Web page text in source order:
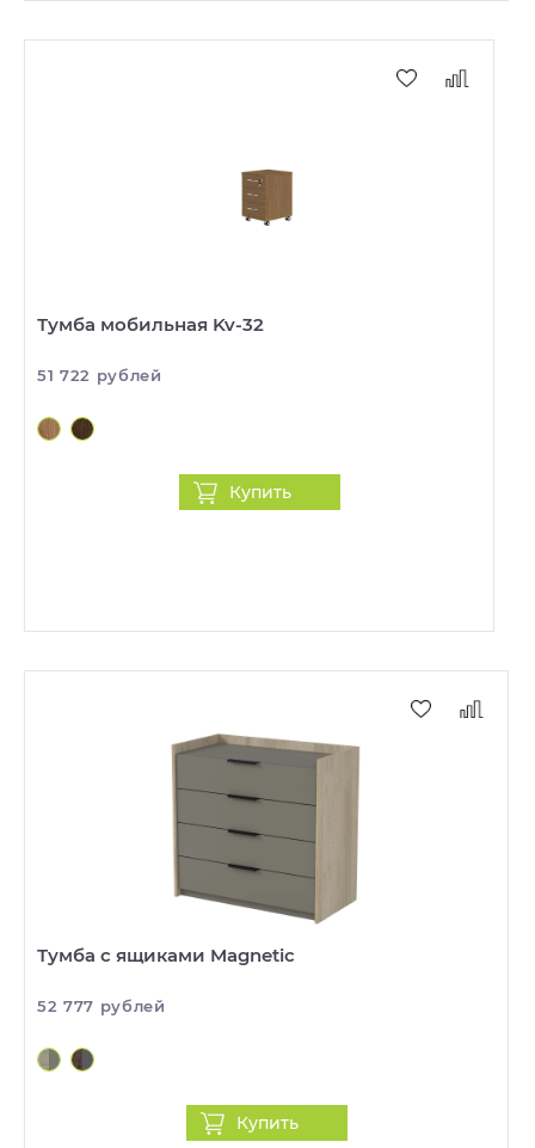
Тумба мобильная Kv-32
51 722 рублей
Купить
Тумба с ящиками Magnetic
52 777 рублей
Купить